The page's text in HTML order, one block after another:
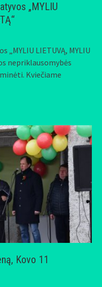
„MYLIU
„MYLIU LIETUVĄ, MYLIU
nepriklausomybės
Kviečiame
Kovo 11